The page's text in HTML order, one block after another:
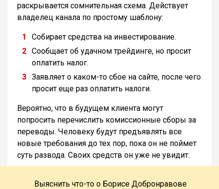
раскрывается сомнительная схема. Действует
владелец канала по простому шаблону:
Собирает средства на инвестирование.
Сообщает об удачном трейдинге, но просит
оплатить налог.
Заявляет о каком-то сбое на сайте, после чего
просит еще раз оплатить налоги.
Вероятно, что в будущем клиента могут
попросить перечислить комиссионные сборы за
переводы. Человеку будут предъявлять все
новые требования до тех пор, пока он не поймет
суть развода. Своих средств он уже не увидит.
Выяснить что-то о Борисе Добронравове